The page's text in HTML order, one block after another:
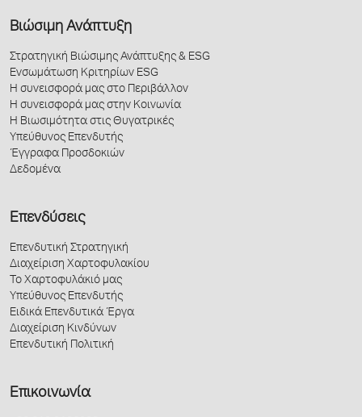
Βιώσιμη Ανάπτυξη
Στρατηγική Βιώσιμης Ανάπτυξης & ESG
Ενσωμάτωση Κριτηρίων ESG
Η συνεισφορά μας στο Περιβάλλον
Η συνεισφορά μας στην Κοινωνία
Η Βιωσιμότητα στις Θυγατρικές
Υπεύθυνος Επενδυτής
Έγγραφα Προσδοκιών
Δεδομένα
Επενδύσεις
Επενδυτική Στρατηγική
Διαχείριση Χαρτοφυλακίου
Το Χαρτοφυλάκιό μας
Υπεύθυνος Επενδυτής
Ειδικά Επενδυτικά Έργα
Διαχείριση Κινδύνων
Επενδυτική Πολιτική
Επικοινωνία